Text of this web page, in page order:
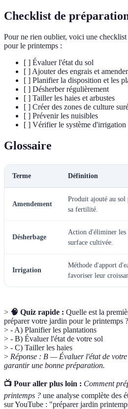
Checklist de
Pour ne rien oublier, voici une
pour le printemps :
[ ] Évaluer l'état du sol
[ ] Ajouter des engrais et
[ ] Planifier la disposition et les
[ ] Désherber régulièrement
[ ] Tailler les haies et arbustes
[ ] Créer des zones de culture
[ ] Prévenir les nuisibles
[ ] Vérifier le système d'irrigation
Glossaire
Terme Définition
Amendement
Produit ajouté au sol
sa fertilité.
Désherbage
Action d'éliminer les
surface cultivée.
Irrigation
Méthode d'apport
favoriser leur
> 🧠 Quiz rapide : Quelle est la
préparer votre jardin pour le printemps ?
> - A) Planifier les plantations
> - B) Évaluer l'état de votre sol
> - C) Tailler les haies
> Réponse : B — Évaluer l'état de
garantir une bonne préparation.
📺 Pour aller plus loin : Comment
printemps ? une analyse complète des
sur YouTube : "préparer jardin